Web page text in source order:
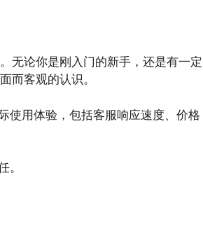
无论你是刚入门的新手，还是有一定
而客观的认识。
使用体验，包括客服响应速度、价格